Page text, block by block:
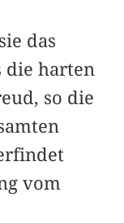
das
die harten
so die
vom